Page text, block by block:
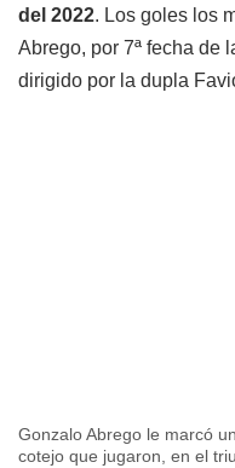
del 2022. Los goles los
Abrego, por 7ª fecha de
dirigido por la dupla
Gonzalo Abrego le marcó
cotejo que jugaron, en el